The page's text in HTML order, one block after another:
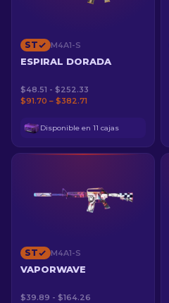
ST M4A1-S
ESPIRAL DORADA
$48.51 - $252.33
$91.70 – $382.71
Disponible en 11 cajas
ST M4A1-S
VAPORWAVE
$39.89 - $164.26